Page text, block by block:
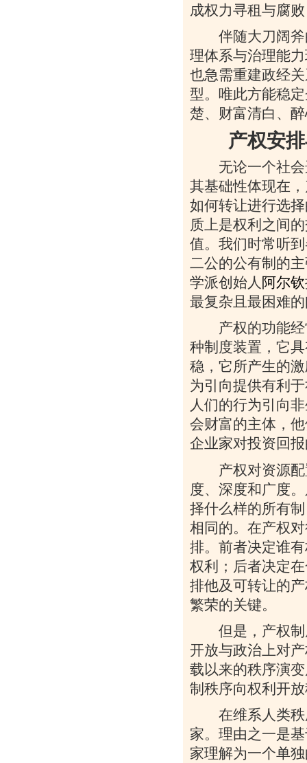
成权力寻租与腐
伴随大刀阔斧
理体系与治理能
也急需重建政经
型。唯此方能稳
楚、财富清白、
产权安排
无论一个社会
其基础性体现在
如何转让进行选
质上是权利之间
值。我们时常听
二公的公有制的
学派创始人 阿尔钦
最复杂且最困难
产权的功能经
种制度装置，它
稳，它所产生的
为引向提供有利
人们的行为引向
会财富的主体，
企业家对投资回
产权对资源配
度、深度和广度
择什么样的所有
相同的。在产权
排。前者决定谁
权利；后者决定
排他及可转让的
繁荣的关键。
但是，产权制
开放与政治上对
载以来的秩序演
制秩序向权利开
在维系人类秩
家。理由之一是
家理解为一个单